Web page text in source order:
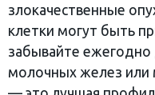
злокачественные
клетки могут быть
забывайте
молочных желез